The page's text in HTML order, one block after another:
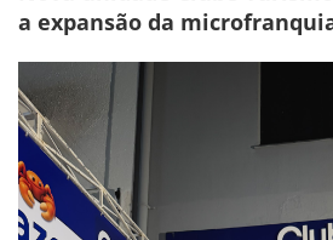
a expansão da